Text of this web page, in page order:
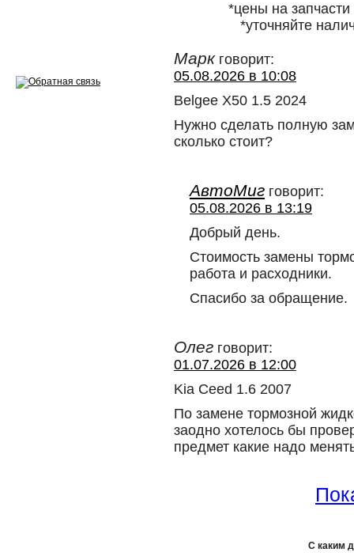
*цены на
*уточняйте
Марк говорит:
05.08.2026 в 10:08
Belgee X50 1.5 2024
Нужно сделать полную
сколько стоит?
АвтоМиг говорит:
05.08.2026 в 13:19
Добрый день.
Стоимость замены
работа и расходники.
Спасибо за обращение.
Олег говорит:
01.07.2026 в 12:00
Kia Ceed 1.6 2007
По замене тормозной
заодно хотелось бы
предмет какие надо
С каким